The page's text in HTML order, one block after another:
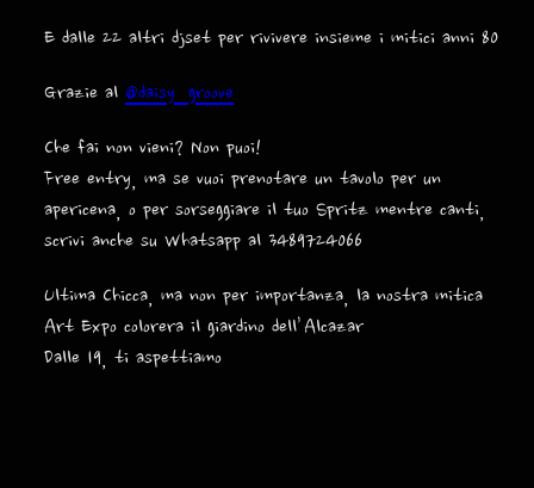
E dalle 22 altri djset per rivivere insieme i mitici anni 80
Grazie al @daisy_groove
Che fai non vieni? Non puoi!
Free entry, ma se vuoi prenotare un tavolo per un
apericena, o per sorseggiare il tuo Spritz mentre canti,
scrivi anche su Whatsapp al 3489724066
Ultima Chicca, ma non per importanza, la nostra mitica
Art Expo colorera il giardino dell’Alcazar
Dalle 19, ti aspettiamo